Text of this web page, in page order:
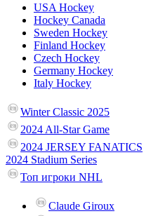
USA Hockey
Hockey Canada
Sweden Hockey
Finland Hockey
Czech Hockey
Germany Hockey
Italy Hockey
Winter Classic 2025
2024 All-Star Game
2024 JERSEY FANATICS
2024 Stadium Series
Топ игроки NHL
Claude Giroux